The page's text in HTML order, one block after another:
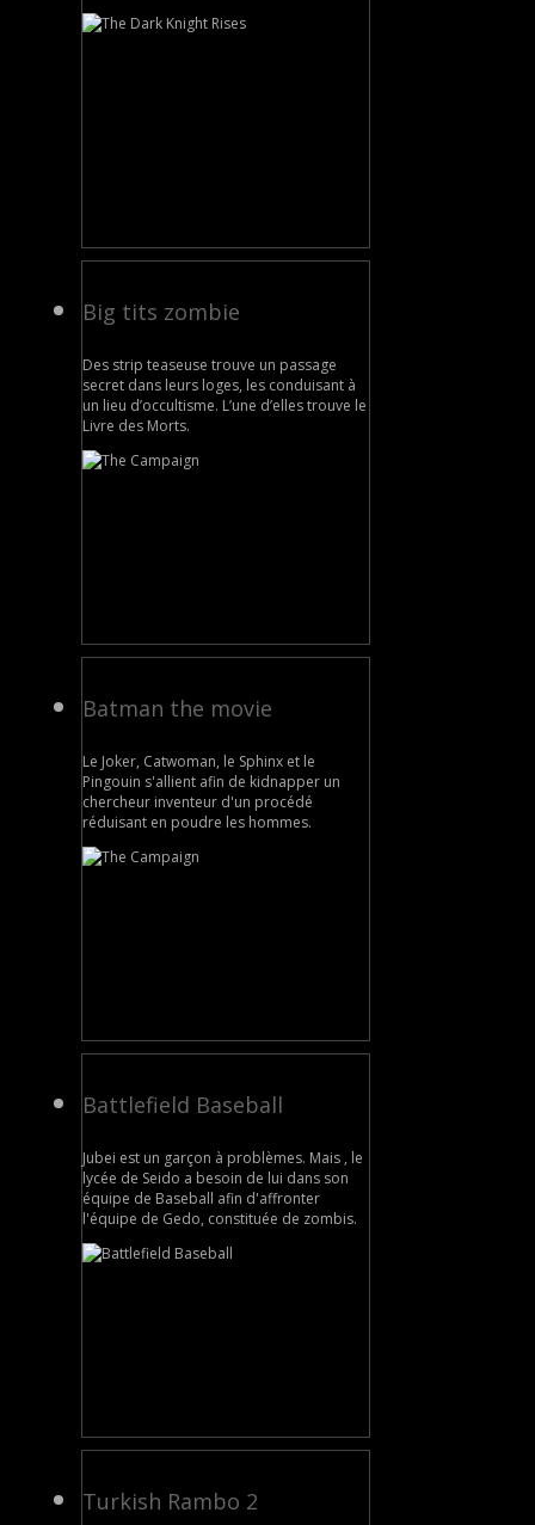
Big tits zombie
Des strip teaseuse trouve un passage
secret dans leurs loges, les conduisant à
un lieu d’occultisme. L’une d’elles trouve le
Livre des Morts.
Batman the movie
Le Joker, Catwoman, le Sphinx et le
Pingouin s'allient afin de kidnapper un
chercheur inventeur d'un procédé
réduisant en poudre les hommes.
Battlefield Baseball
Jubei est un garçon à problèmes. Mais , le
lycée de Seido a besoin de lui dans son
équipe de Baseball afin d'affronter
l'équipe de Gedo, constituée de zombis.
Turkish Rambo 2